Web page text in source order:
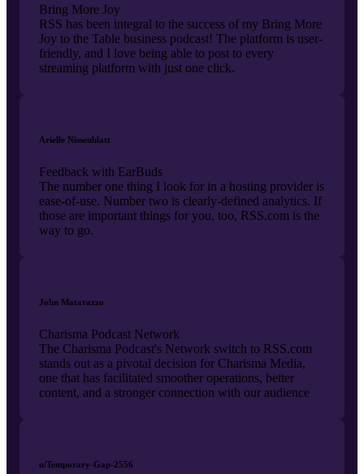
Bring More Joy
RSS has been integral to the success of my Bring More
Joy to the Table business podcast! The platform is user-
friendly, and I love being able to post to every
streaming platform with just one click.
Arielle Nissenblatt
Feedback with EarBuds
The number one thing I look for in a hosting provider is
ease-of-use. Number two is clearly-defined analytics. If
those are important things for you, too, RSS.com is the
way to go.
John Matarazzo
Charisma Podcast Network
The Charisma Podcast's Network switch to RSS.com
stands out as a pivotal decision for Charisma Media,
one that has facilitated smoother operations, better
content, and a stronger connection with our audience
u/Temporary-Gap-2556